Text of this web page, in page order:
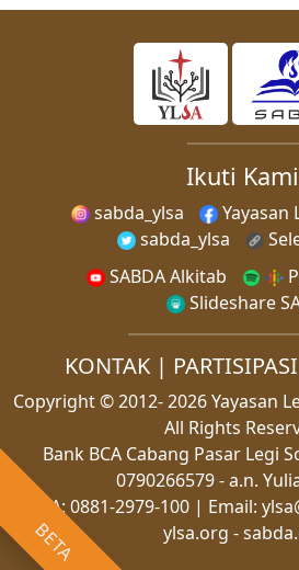
BETA
Ikuti
sabda_ylsa
Yayasan
sabda_ylsa
SABDA Alkitab
Slideshare
KONTAK| PARTISIPASI
Copyright© 2012-2026Yayasan
All Rights
Bank BCA Cabang Pasar Legi
0790266579 - a.n.
WA: 0881-2979-100| Email:
ylsa.org -